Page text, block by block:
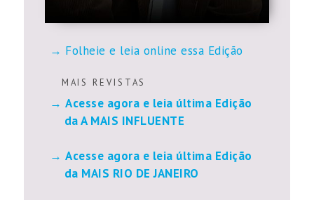
Folheie e leia online essa Edição
M A I S R E V I S T A S
Acesse agora e leia última Edição
da A MAIS INFLUENTE
Acesse agora e leia última Edição
da MAIS RIO DE JANEIRO